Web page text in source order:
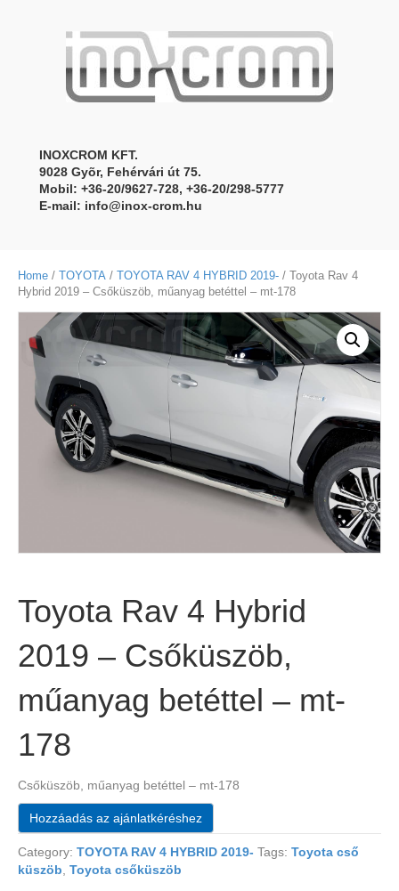
INOXCROM KFT.
9028 Gyõr, Fehérvári út 75.
Mobil: +36-20/9627-728, +36-20/298-5777
E-mail: info@inox-crom.hu
Home / TOYOTA / TOYOTA RAV 4 HYBRID 2019- / Toyota Rav 4
Hybrid 2019 – Csőküszöb, műanyag betéttel – mt-178
Toyota Rav 4 Hybrid
2019 – Csőküszöb,
műanyag betéttel – mt-
178
Csőküszöb, műanyag betéttel – mt-178
Hozzáadás az ajánlatkéréshez
Category: TOYOTA RAV 4 HYBRID 2019- Tags: Toyota cső
küszöb, Toyota csőküszöb